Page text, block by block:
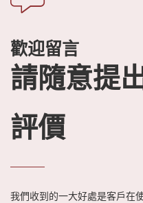
歡迎留言
請隨意提
評價
我們收到的一大好處是客戶在